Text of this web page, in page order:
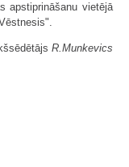
apstiprināšanu vietējā
R.Munkevics